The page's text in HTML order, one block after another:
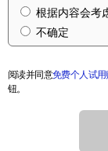
根据内容会考
不确定
阅读并同意免费个人试
钮。